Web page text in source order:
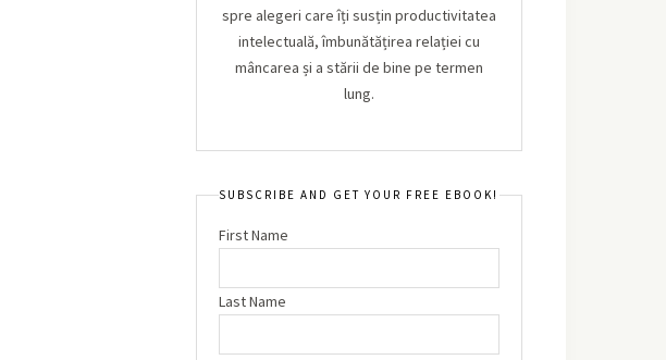
spre alegeri care îți susțin productivitatea
intelectuală, îmbunătățirea relației cu
mâncarea și a stării de bine pe termen
lung.
SUBSCRIBE AND GET YOUR FREE EBOOK!
First Name
Last Name